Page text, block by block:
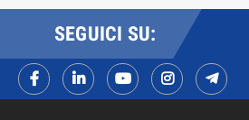
SEGUICI SU: